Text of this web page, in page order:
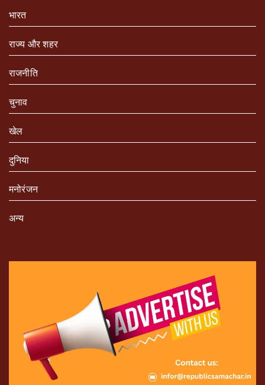
भारत
राज्य और शहर
राजनीति
चुनाव
खेल
दुनिया
मनोरंजन
अन्य